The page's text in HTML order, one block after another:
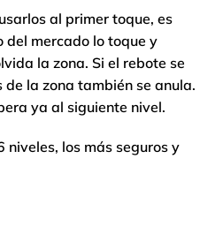
al primer toque, es
del mercado lo toque y
la zona. Si el rebote se
de la zona también se anula.
ya al siguiente nivel.
niveles, los más seguros y